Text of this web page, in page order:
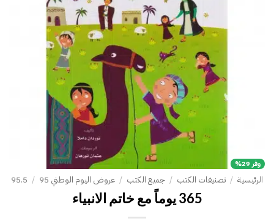
وفر 29%
الرئيسية / تصنيفات الكتب / جميع الكتب / عروض اليوم الوطني 95 /
95.5
365 يوماً مع خاتم الانبياء